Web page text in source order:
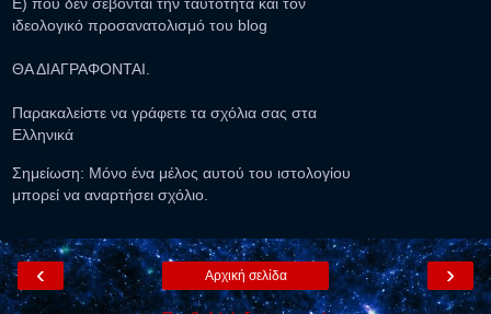
Ε) που δεν σέβονται την ταυτότητα και τον
ιδεολογικό προσανατολισμό του blog
ΘΑ ΔΙΑΓΡΑΦΟΝΤΑΙ.
Παρακαλείστε να γράφετε τα σχόλια σας στα
Ελληνικά
Σημείωση: Μόνο ένα μέλος αυτού του ιστολογίου
μπορεί να αναρτήσει σχόλιο.
‹ ›
Αρχική σελίδα